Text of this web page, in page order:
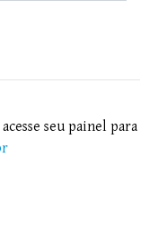
seu painel para